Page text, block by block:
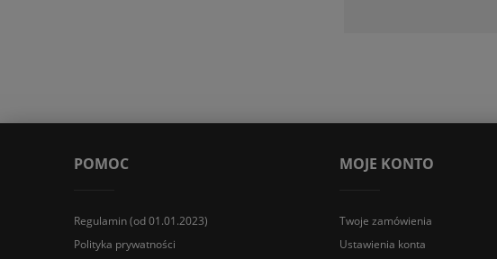
POMOC
Regulamin (od 01.01.2023)
Polityka prywatności
MOJE KONTO
Twoje zamówienia
Ustawienia konta